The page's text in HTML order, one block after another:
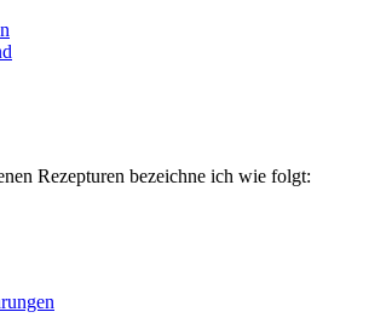
Rezepturen bezeichne ich wie folgt: